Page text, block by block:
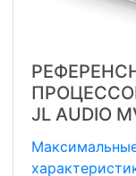
JL AUDIO